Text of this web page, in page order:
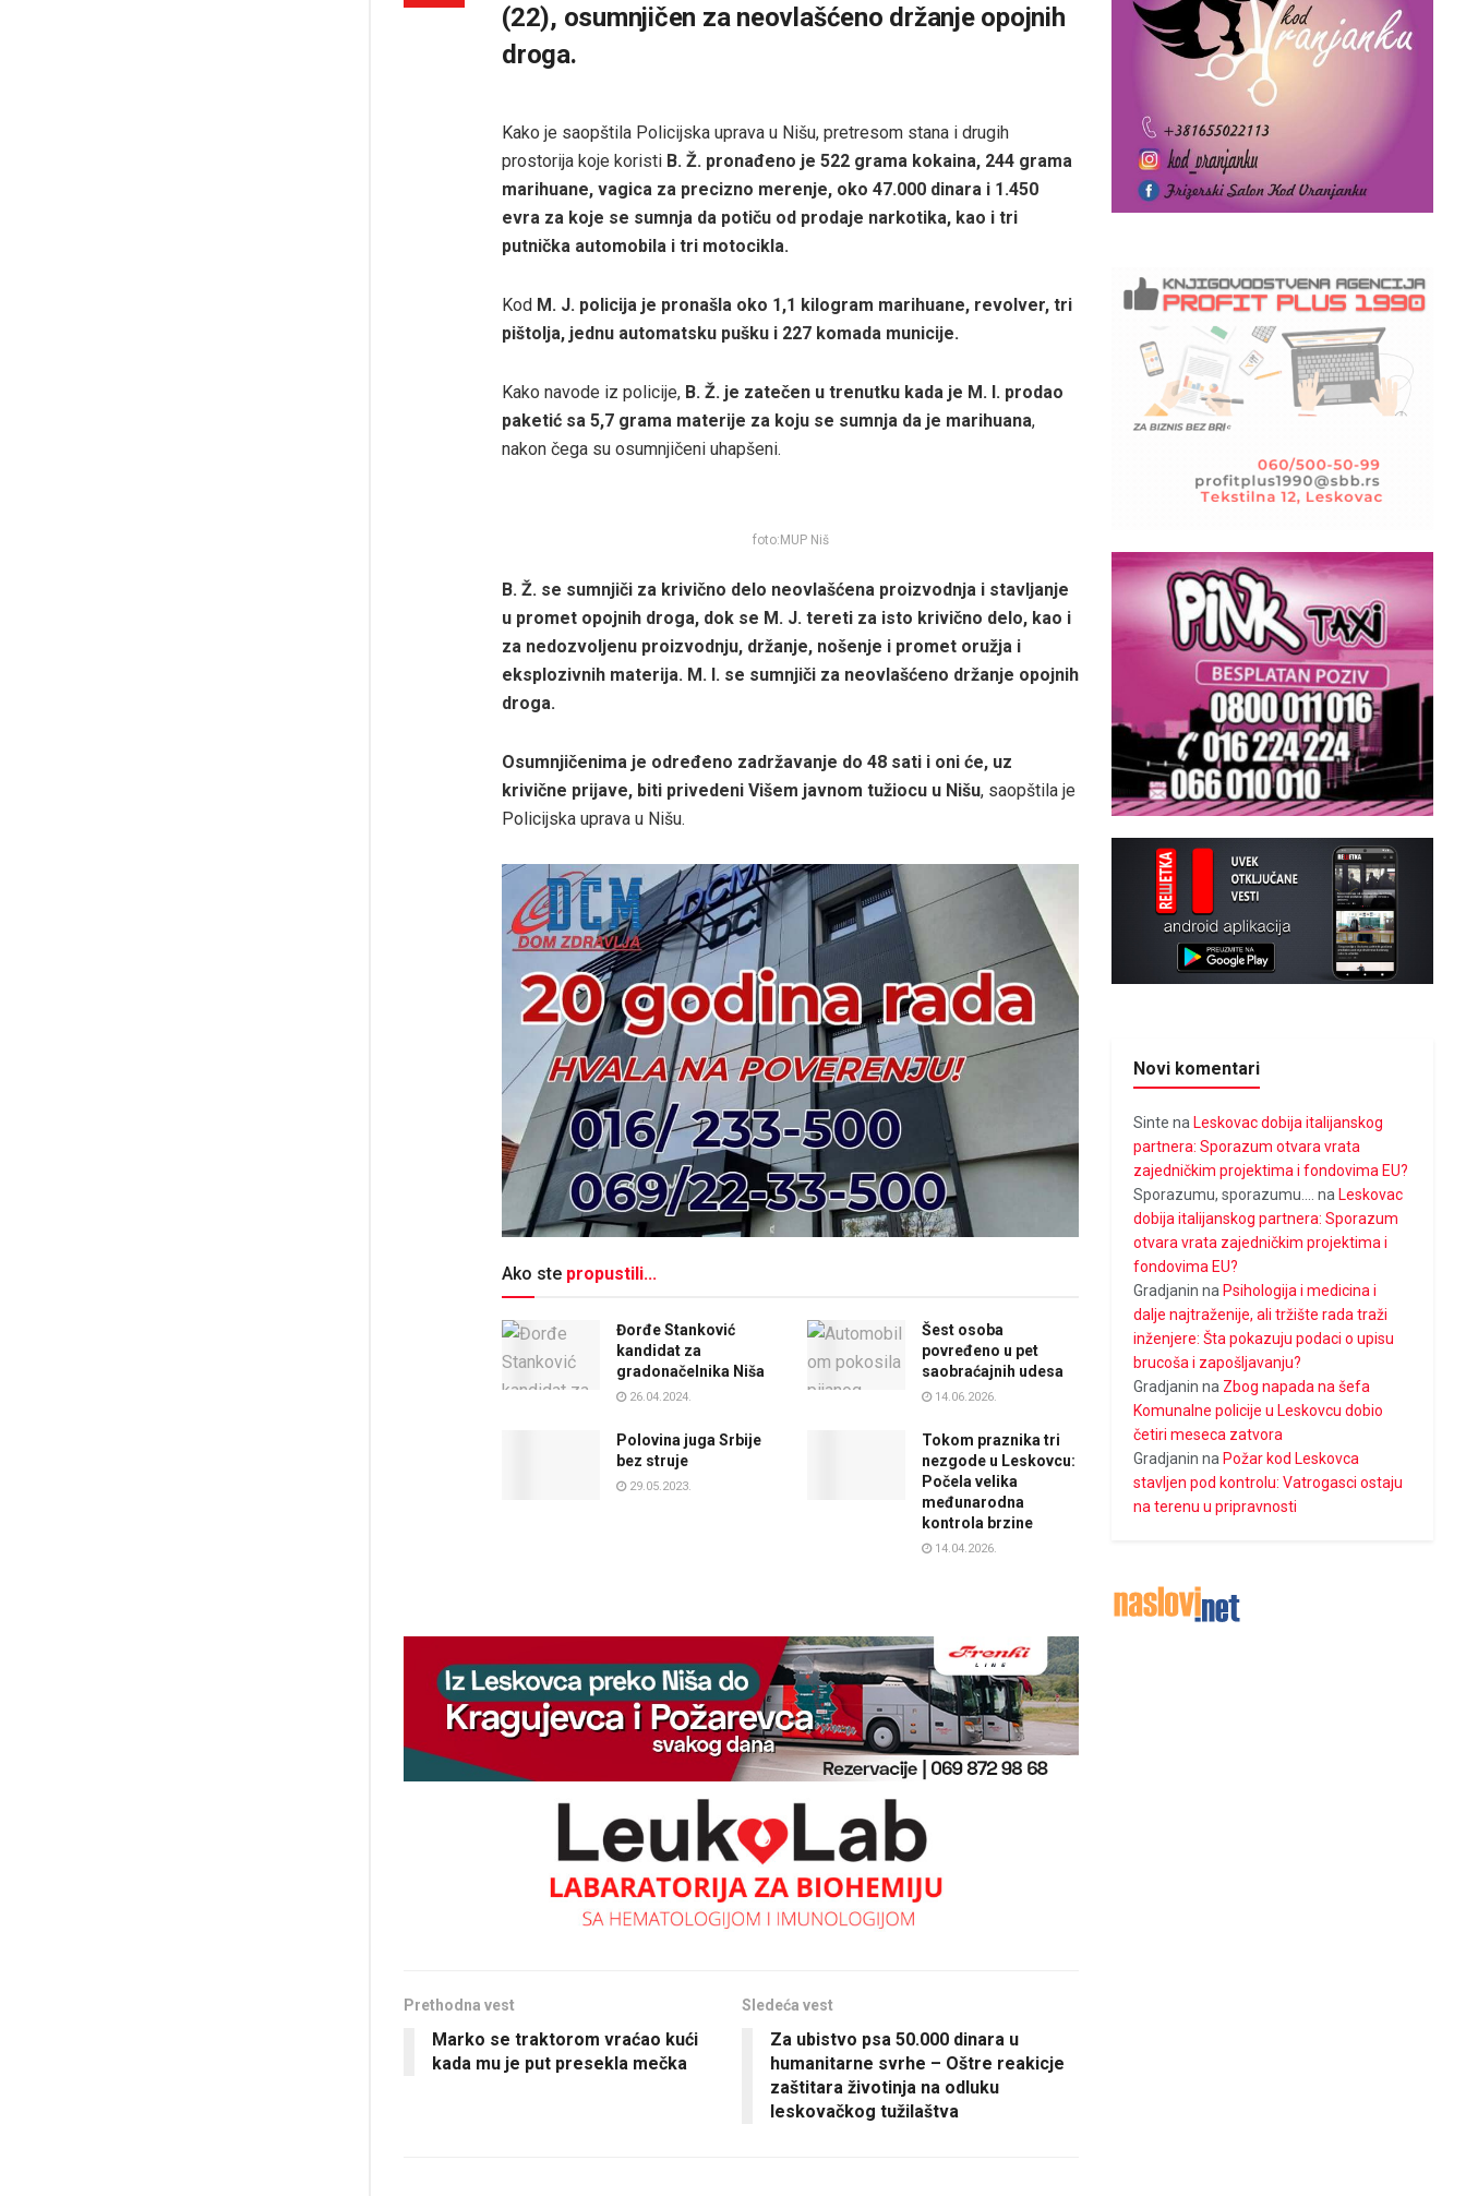
(22), osumnjičen za neovlašćeno držanje opojnih
droga.
Kako je saopštila Policijska uprava u Nišu, pretresom stana i drugih
prostorija koje koristi B. Ž. pronađeno je 522 grama kokaina, 244 grama
marihuane, vagica za precizno merenje, oko 47.000 dinara i 1.450
evra za koje se sumnja da potiču od prodaje narkotika, kao i tri
putnička automobila i tri motocikla.
Kod M. J. policija je pronašla oko 1,1 kilogram marihuane, revolver, tri
pištolja, jednu automatsku pušku i 227 komada municije.
Kako navode iz policije, B. Ž. je zatečen u trenutku kada je M. I. prodao
paketić sa 5,7 grama materije za koju se sumnja da je marihuana,
nakon čega su osumnjičeni uhapšeni.
foto:MUP Niš
B. Ž. se sumnjiči za krivično delo neovlašćena proizvodnja i stavljanje
u promet opojnih droga, dok se M. J. tereti za isto krivično delo, kao i
za nedozvoljenu proizvodnju, držanje, nošenje i promet oružja i
eksplozivnih materija. M. I. se sumnjiči za neovlašćeno držanje opojnih
droga.
Osumnjičenima je određeno zadržavanje do 48 sati i oni će, uz
krivične prijave, biti privedeni Višem javnom tužiocu u Nišu, saopštila je
Policijska uprava u Nišu.
Ako ste propustili...
Đorđe Stanković
kandidat za
gradonačelnika Niša
26.04.2024.
Šest osoba
povređeno u pet
saobraćajnih udesa
14.06.2026.
Polovina juga Srbije
bez struje
29.05.2023.
Tokom praznika tri
nezgode u Leskovcu:
Počela velika
međunarodna
kontrola brzine
14.04.2026.
Prethodna vest
Marko se traktorom vraćao kući
kada mu je put presekla mečka
Sledeća vest
Za ubistvo psa 50.000 dinara u
humanitarne svrhe – Oštre reakicje
zaštitara životinja na odluku
leskovačkog tužilaštva
Novi komentari
Sinte na Leskovac dobija italijanskog
partnera: Sporazum otvara vrata
zajedničkim projektima i fondovima EU?
Sporazumu, sporazumu.... na Leskovac
dobija italijanskog partnera: Sporazum
otvara vrata zajedničkim projektima i
fondovima EU?
Gradjanin na Psihologija i medicina i
dalje najtraženije, ali tržište rada traži
inženjere: Šta pokazuju podaci o upisu
brucoša i zapošljavanju?
Gradjanin na Zbog napada na šefa
Komunalne policije u Leskovcu dobio
četiri meseca zatvora
Gradjanin na Požar kod Leskovca
stavljen pod kontrolu: Vatrogasci ostaju
na terenu u pripravnosti